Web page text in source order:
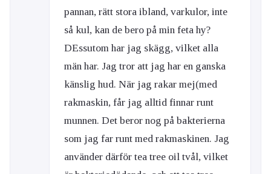
pannan, rätt stora ibland, varkulor, inte
så kul, kan de bero på min feta hy?
DEssutom har jag skägg, vilket alla
män har. Jag tror att jag har en ganska
känslig hud. När jag rakar mej(med
rakmaskin, får jag alltid finnar runt
munnen. Det beror nog på bakterierna
som jag far runt med rakmaskinen. Jag
använder därför tea tree oil tvål, vilket